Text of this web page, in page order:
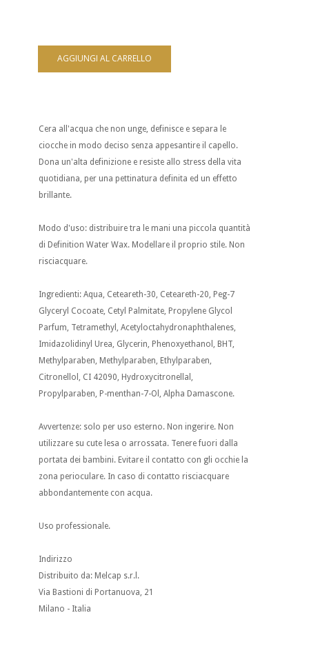
Cera all'acqua che non unge, definisce e separa le
ciocche in modo deciso senza appesantire il capello.
Dona un'alta definizione e resiste allo stress della vita
quotidiana, per una pettinatura definita ed un effetto
brillante.
Modo d'uso: distribuire tra le mani una piccola quantità
di Definition Water Wax. Modellare il proprio stile. Non
risciacquare.
Ingredienti: Aqua, Ceteareth-30, Ceteareth-20, Peg-7
Glyceryl Cocoate, Cetyl Palmitate, Propylene Glycol
Parfum, Tetramethyl, Acetyloctahydronaphthalenes,
Imidazolidinyl Urea, Glycerin, Phenoxyethanol, BHT,
Methylparaben, Methylparaben, Ethylparaben,
Citronellol, CI 42090, Hydroxycitronellal,
Propylparaben, P-menthan-7-Ol, Alpha Damascone.
Avvertenze: solo per uso esterno. Non ingerire. Non
utilizzare su cute lesa o arrossata. Tenere fuori dalla
portata dei bambini. Evitare il contatto con gli occhie la
zona perioculare. In caso di contatto risciacquare
abbondantemente con acqua.
Uso professionale.
Indirizzo
Distribuito da: Melcap s.r.l.
Via Bastioni di Portanuova, 21
Milano - Italia